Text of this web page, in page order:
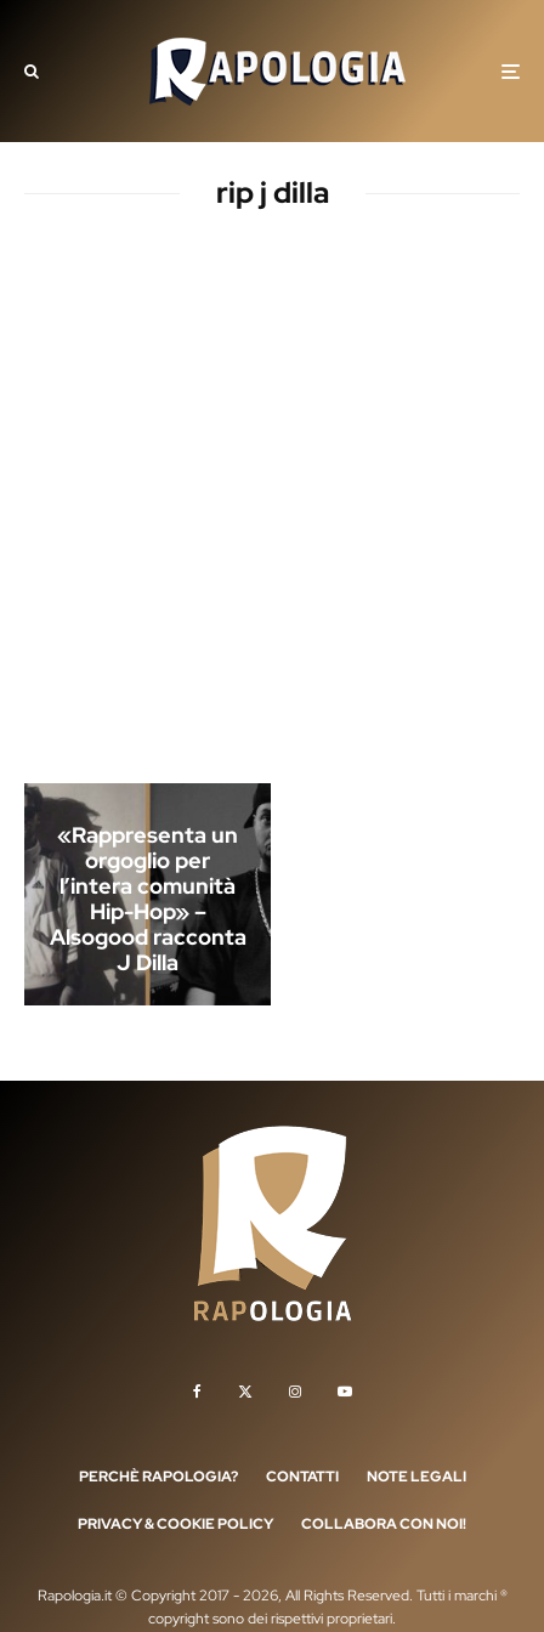
rip j dilla
«Rappresenta un
orgoglio per
l’intera comunità
Hip-Hop» –
Alsogood racconta
J Dilla
PERCHÈ RAPOLOGIA? CONTATTI NOTE LEGALI
PRIVACY & COOKIE POLICY COLLABORA CON NOI!
Rapologia.it © Copyright 2017 - 2026, All Rights Reserved. Tutti i marchi ®
copyright sono dei rispettivi proprietari.